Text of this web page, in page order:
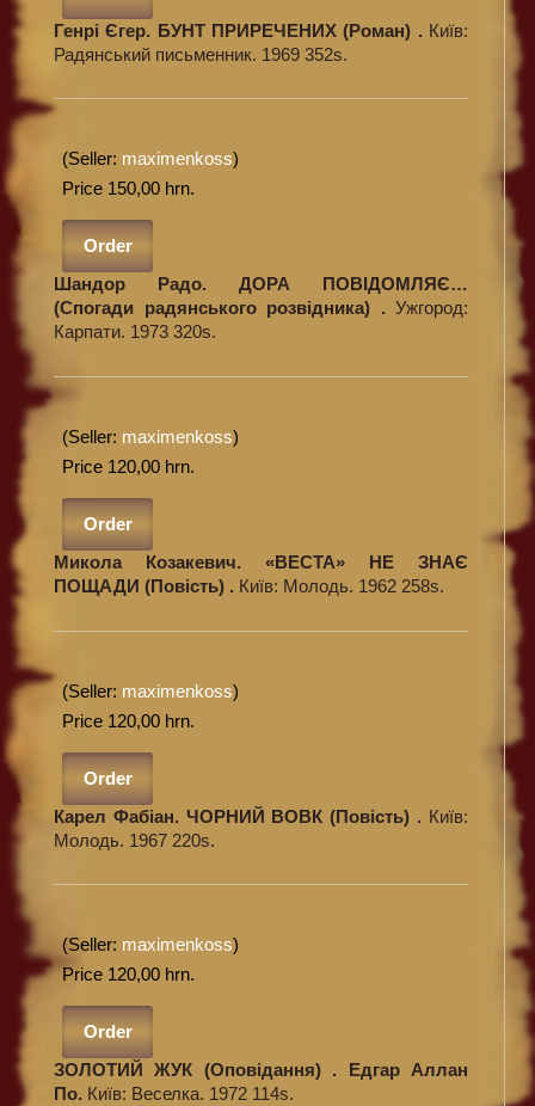
Генрі Єгер. БУНТ ПРИРЕЧЕНИХ (Роман) . Київ:
Радянський письменник. 1969 352s.
(Seller: maximenkoss)
Price 150,00 hrn.
Order
Шандор Радо. ДОРА ПОВІДОМЛЯЄ…
(Спогади радянського розвідника) . Ужгород:
Карпати. 1973 320s.
(Seller: maximenkoss)
Price 120,00 hrn.
Order
Микола Козакевич. «ВЕСТА» НЕ ЗНАЄ
ПОЩАДИ (Повість) . Київ: Молодь. 1962 258s.
(Seller: maximenkoss)
Price 120,00 hrn.
Order
Карел Фабіан. ЧОРНИЙ ВОВК (Повість) . Київ:
Молодь. 1967 220s.
(Seller: maximenkoss)
Price 120,00 hrn.
Order
ЗОЛОТИЙ ЖУК (Оповідання) . Едгар Аллан
По. Київ: Веселка. 1972 114s.